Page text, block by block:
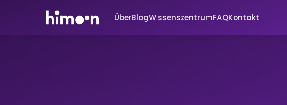
ÜberBlogWissenszentrumFAQKontakt